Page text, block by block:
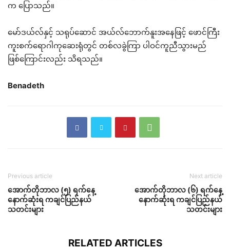
က ပြောသည်။
မော်ဒယ်လ်နှင့် သရုပ်ဆောင် အယ်လ်ဘောက်နူးအနေဖြင့် ဖောင်ကြီး
ကူးစက်ရောဂါကုဆေးရုံတွင် တစ်လခွဲကြာ ပါဝင်ကူညီသွားမည်
ဖြစ်ကြောင်းလည်း သိရသည်။
Benadeth
Previous article
အောက်တိုဘာလ (၅) ရက်နေ့
နောက်ဆုံးရ ကချင်ပြည်နယ်
သတင်းများ
Next article
အောက်တိုဘာလ (၆) ရက်နေ့
နောက်ဆုံးရ ကချင်ပြည်နယ်
သတင်းများ
RELATED ARTICLES